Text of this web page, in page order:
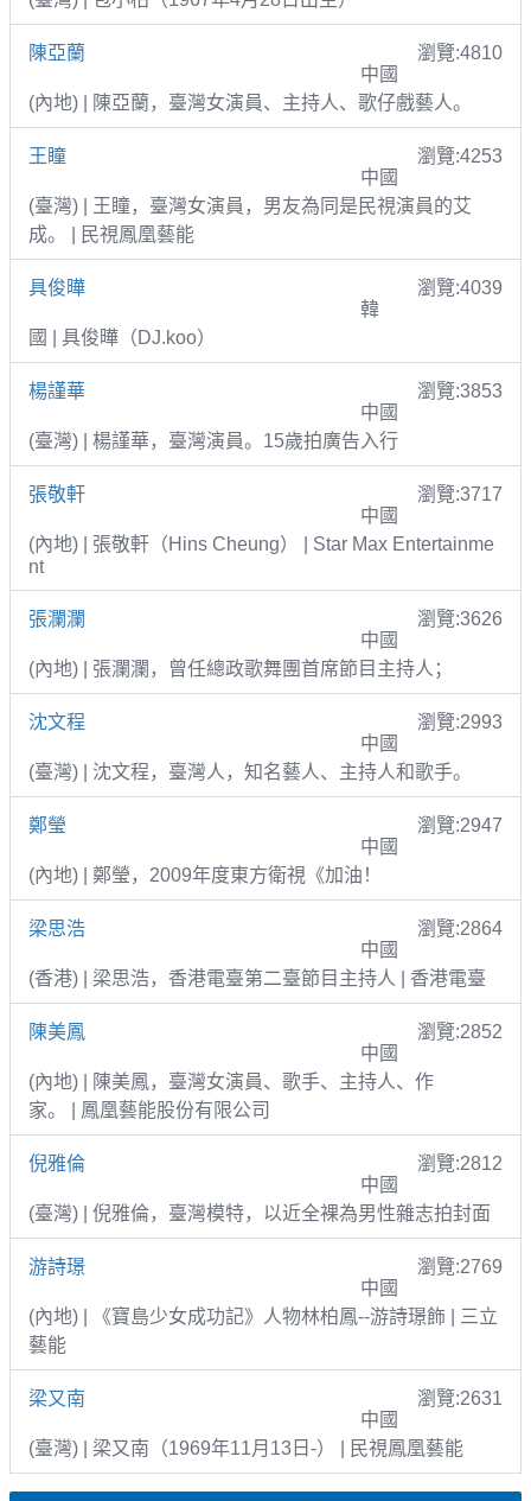
陳亞蘭
瀏覽:4810
中國
(內地) | 陳亞蘭，臺灣女演員、主持人、歌仔戲藝人。
王瞳
瀏覽:4253
中國
(臺灣) | 王瞳，臺灣女演員，男友為同是民視演員的艾
成。 | 民視鳳凰藝能
具俊曄
瀏覽:4039
韓
國 | 具俊曄（DJ.koo）
楊謹華
瀏覽:3853
中國
(臺灣) | 楊謹華，臺灣演員。15歲拍廣告入行
張敬軒
瀏覽:3717
中國
(內地) | 張敬軒（Hins Cheung） | Star Max Entertainme
nt
張瀾瀾
瀏覽:3626
中國
(內地) | 張瀾瀾，曾任總政歌舞團首席節目主持人；
沈文程
瀏覽:2993
中國
(臺灣) | 沈文程，臺灣人，知名藝人、主持人和歌手。
鄭瑩
瀏覽:2947
中國
(內地) | 鄭瑩，2009年度東方衛視《加油！
梁思浩
瀏覽:2864
中國
(香港) | 梁思浩，香港電臺第二臺節目主持人 | 香港電臺
陳美鳳
瀏覽:2852
中國
(內地) | 陳美鳳，臺灣女演員、歌手、主持人、作
家。 | 鳳凰藝能股份有限公司
倪雅倫
瀏覽:2812
中國
(臺灣) | 倪雅倫，臺灣模特，以近全裸為男性雜志拍封面
游詩璟
瀏覽:2769
中國
(內地) | 《寶島少女成功記》人物林柏鳳--游詩璟飾 | 三立
藝能
梁又南
瀏覽:2631
中國
(臺灣) | 梁又南（1969年11月13日-） | 民視鳳凰藝能